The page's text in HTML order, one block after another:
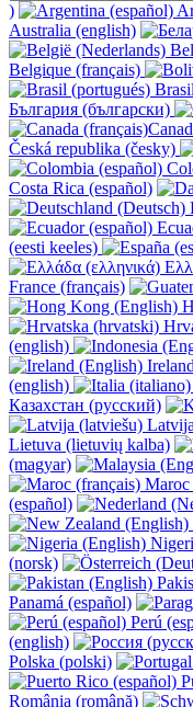
)
Australia (english)
Belgique (français)
България (български)
Česká republika (česky)
Costa Rica (español)
(eesti keeles)
France (français)
(english)
(english)
Казахстан (русский)
Lietuva (lietuvių kalba)
(magyar)
Maroc
(español)
(norsk)
Panamá (español)
Perú
(english)
Polska (polski)
România (română)